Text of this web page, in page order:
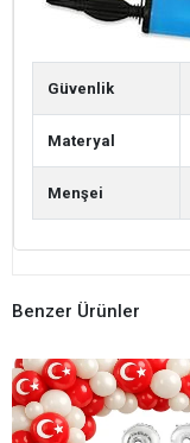
Güvenlik
Materyal
Menşei
Benzer Ürünler